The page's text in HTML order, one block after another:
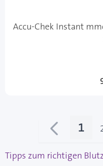
Accu-Chek Instant
Sie
1
Tipps zum richtigen